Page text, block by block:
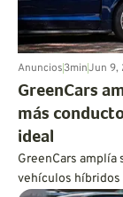
Anuncios3minJun 9,
GreenCars
más
ideal
GreenCars
vehículos híbridos